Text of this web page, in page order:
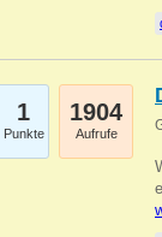
1
Punkte
1904
Aufrufe